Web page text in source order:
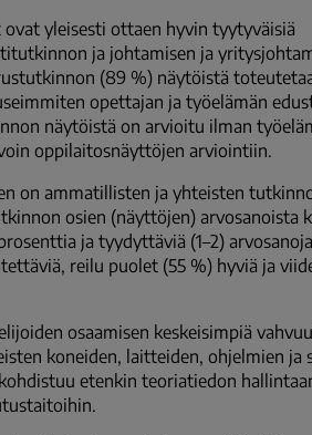
yleisesti ottaen hyvin tyytyväisiä
ja johtamisen ja
(89 %) näytöistä
opettajan ja työelämän
näytöistä on arvioitu ilman
oppilaitosnäyttöjen arviointiin.
on ammatillisten ja yhteisten
osien (näyttöjen) arvosanoista
ja tyydyttäviä (1–2)
reilu puolet (55 %) hyviä ja
osaamisen keskeisimpiä
koneiden, laitteiden, ohjelmien ja
etenkin teoriatiedon